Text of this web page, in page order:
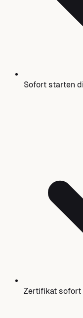
Sofort starten
Zertifikat sofort